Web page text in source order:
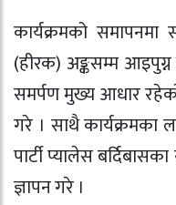
कार्यक्रमको
(हीरक) अङ्कसम्म
समर्पण मुख्य आधार
गरे । साथै कार्यक्रमका
पार्टी प्यालेस
ज्ञापन गरे ।